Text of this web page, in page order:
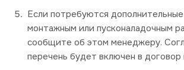
Если потребуются дополнительные
монтажным или пусконаладочным
сообщите об этом менеджеру.
перечень будет включен в